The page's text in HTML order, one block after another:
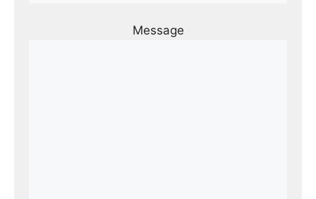
Message